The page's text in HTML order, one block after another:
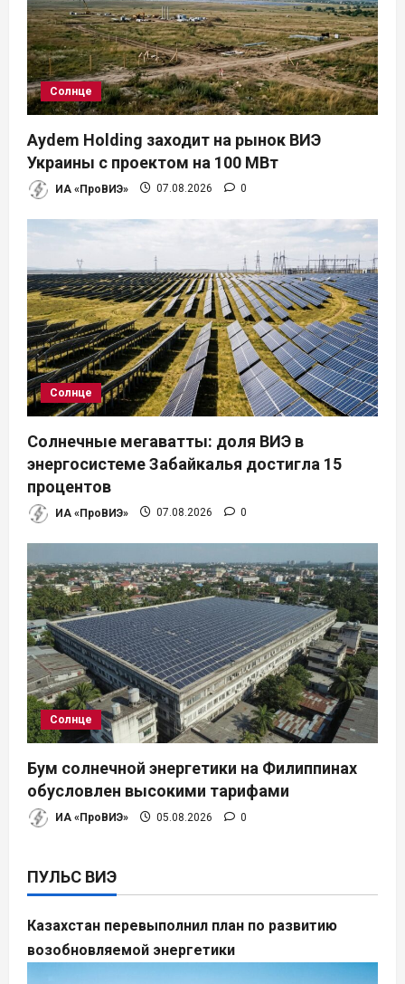
о
з
а
п
и
с
я
м
Солнце
Aydem Holding заходит на рынок ВИЭ
Украины с проектом на 100 МВт
ИА «ПроВИЭ» 07.08.2026 0
Солнце
Солнечные мегаватты: доля ВИЭ в
энергосистеме Забайкалья достигла 15
процентов
ИА «ПроВИЭ» 07.08.2026 0
Солнце
Бум солнечной энергетики на Филиппинах
обусловлен высокими тарифами
ИА «ПроВИЭ» 05.08.2026 0
ПУЛЬС ВИЭ
Казахстан перевыполнил план по развитию
возобновляемой энергетики